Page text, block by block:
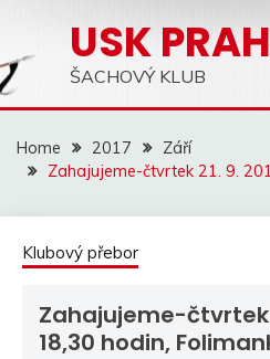
content
USK
ŠACHOVÝ KLUB
Home 2017
Září
Zahajujeme-čtvrtek 21. 9.
Klubový přebor
Zahajujeme-čtvrtek
18,30 hodin,